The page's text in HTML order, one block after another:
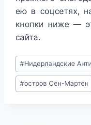
ею в соцсетях,
кнопки ниже —
сайта.
Post
Tags:
#Нидерландские
#остров Сен-Мартен